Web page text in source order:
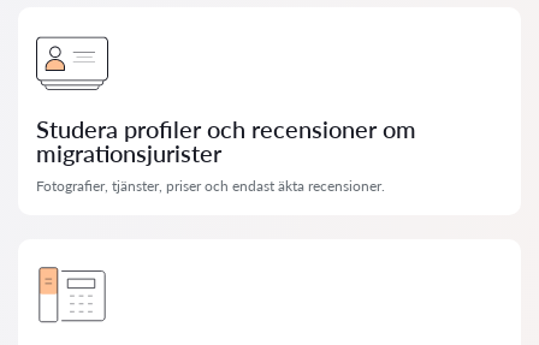
Studera profiler och recensioner om
migrationsjurister
Fotografier, tjänster, priser och endast äkta recensioner.